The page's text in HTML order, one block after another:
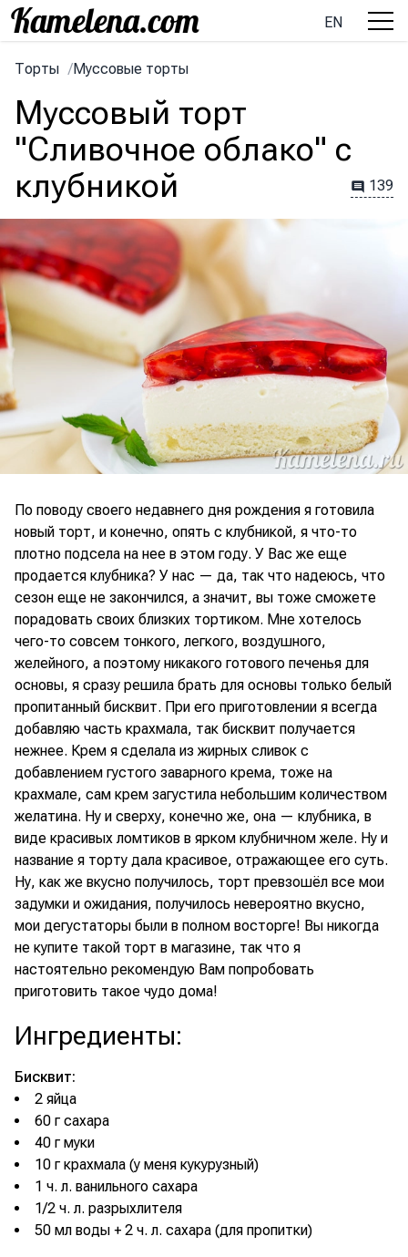
EN
Торты /Муссовые торты
Муссовый торт
"Сливочное облако" с
клубникой
139
По поводу своего недавнего дня рождения я готовила
новый торт, и конечно, опять с клубникой, я что-то
плотно подсела на нее в этом году. У Вас же еще
продается клубника? У нас — да, так что надеюсь, что
сезон еще не закончился, а значит, вы тоже сможете
порадовать своих близких тортиком. Мне хотелось
чего-то совсем тонкого, легкого, воздушного,
желейного, а поэтому никакого готового печенья для
основы, я сразу решила брать для основы только белый
пропитанный бисквит. При его приготовлении я всегда
добавляю часть крахмала, так бисквит получается
нежнее. Крем я сделала из жирных сливок с
добавлением густого заварного крема, тоже на
крахмале, сам крем загустила небольшим количеством
желатина. Ну и сверху, конечно же, она — клубника, в
виде красивых ломтиков в ярком клубничном желе. Ну и
название я торту дала красивое, отражающее его суть.
Ну, как же вкусно получилось, торт превзошёл все мои
задумки и ожидания, получилось невероятно вкусно,
мои дегустаторы были в полном восторге! Вы никогда
не купите такой торт в магазине, так что я
настоятельно рекомендую Вам попробовать
приготовить такое чудо дома!
Ингредиенты:
Бисквит:
2 яйца
60 г сахара
40 г муки
10 г крахмала (у меня кукурузный)
1 ч. л. ванильного сахара
1/2 ч. л. разрыхлителя
50 мл воды + 2 ч. л. сахара (для пропитки)